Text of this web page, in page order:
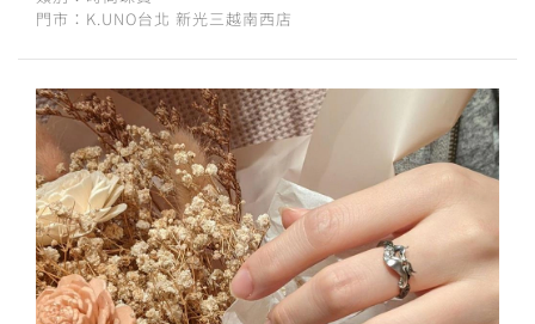
門市：K.UNO台北 新光三越南西店